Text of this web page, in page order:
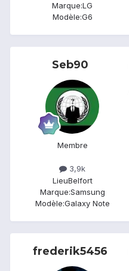
Marque:LG
Modèle:G6
Seb90
Membre
3,9k
LieuBelfort
Marque:Samsung
Modèle:Galaxy Note
frederik5456